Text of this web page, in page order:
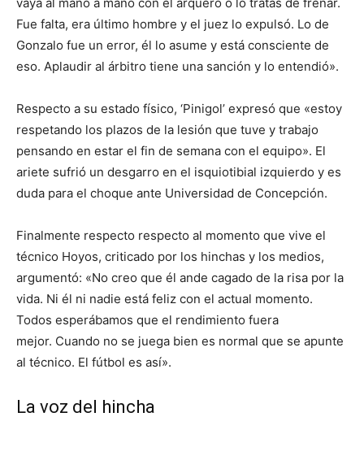
vaya al mano a mano con el arquero o lo tratas de frenar.
Fue falta, era último hombre y el juez lo expulsó. Lo de
Gonzalo fue un error, él lo asume y está consciente de
eso. Aplaudir al árbitro tiene una sanción y lo entendió».
Respecto a su estado físico, ‘Pinigol’ expresó que «estoy
respetando los plazos de la lesión que tuve y trabajo
pensando en estar el fin de semana con el equipo». El
ariete sufrió un desgarro en el isquiotibial izquierdo y es
duda para el choque ante Universidad de Concepción.
Finalmente respecto respecto al momento que vive el
técnico Hoyos, criticado por los hinchas y los medios,
argumentó: «No creo que él ande cagado de la risa por la
vida. Ni él ni nadie está feliz con el actual momento.
Todos esperábamos que el rendimiento fuera
mejor. Cuando no se juega bien es normal que se apunte
al técnico. El fútbol es así».
La voz del hincha